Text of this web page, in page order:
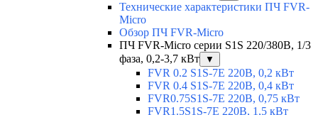
Технические характеристики ПЧ FVR-
Micro
Обзор ПЧ FVR-Micro
ПЧ FVR-Micro серии S1S 220/380В, 1/3
фаза, 0,2-3,7 кВт
▼
FVR 0.2 S1S-7E 220В, 0,2 кВт
FVR 0.4 S1S-7E 220В, 0,4 кВт
FVR0.75S1S-7E 220В, 0,75 кВт
FVR1.5S1S-7E 220В, 1,5 кВт